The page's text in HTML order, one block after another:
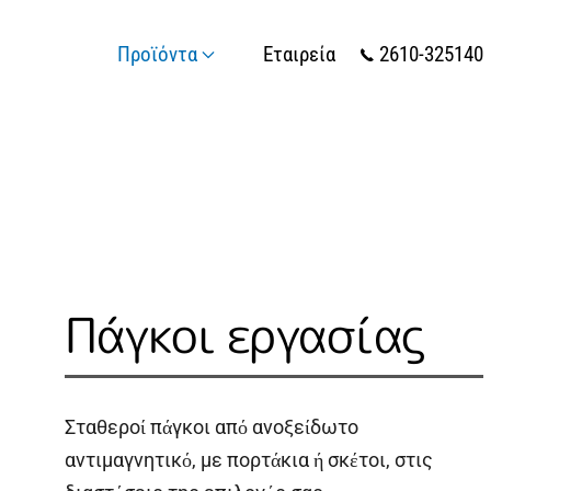
Προϊόντα Εταιρεία 2610-325140
Πάγκοι εργασίας
Σταθεροί πάγκοι από ανοξείδωτο
αντιμαγνητικό, με πορτάκια ή σκέτοι, στις